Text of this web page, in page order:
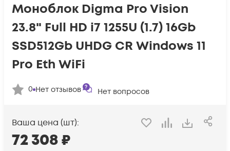
Моноблок Digma Pro Vision
23.8" Full HD i7 1255U (1.7) 16Gb
SSD512Gb UHDG CR Windows 11
Pro Eth WiFi
0 Нет отзывов Нет вопросов
Ваша цена (шт):
72 308₽